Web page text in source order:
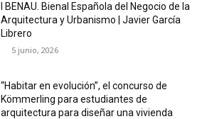
I BENAU. Bienal Española del Negocio de la
Arquitectura y Urbanismo | Javier García
Librero
5 junio, 2026
“Habitar en evolución”, el concurso de
Kömmerling para estudiantes de
arquitectura para diseñar una vivienda